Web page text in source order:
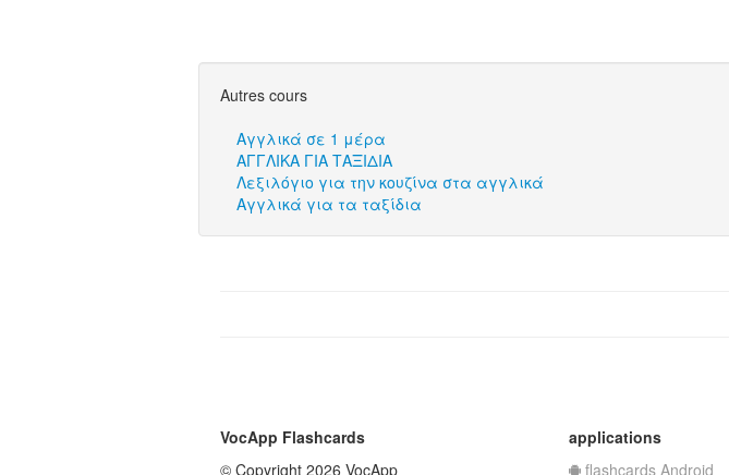
Autres cours
Αγγλικά σε 1 μέρα
ΑΓΓΛΙΚΑ ΓΙΑ ΤΑΞΙΔΙΑ
Λεξιλόγιο για την κουζίνα στα αγγλικά
Αγγλικά για τα ταξίδια
VocApp Flashcards
© Copyright 2026 VocApp
applications
flashcards Android